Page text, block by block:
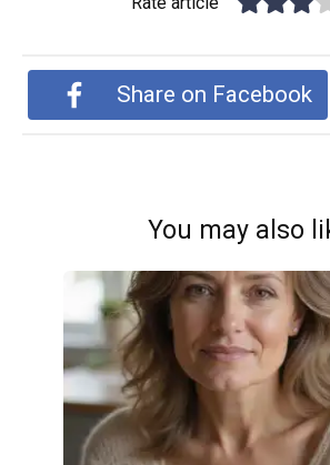
Share on Facebook
You may also